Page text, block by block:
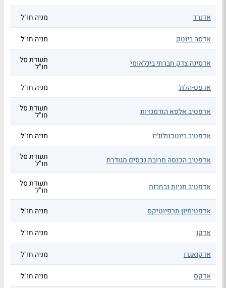
אדנרד מניה חו"ל
אדסה ביוטק מניה חו"ל
אדסינה צדק חברתי בינלאומי תעודת סל
חו"ל
אדפט-הלת'
מניה חו"ל
אדפטיב אלפא הזדמנויות תעודת סל
חו"ל
אדפטיב ביוטכנולוג'יז
מניה חו"ל
אדפטיב הכנסה מרובת נכסים מגודרת תעודת סל
חו"ל
אדפטיב מניות נבחרות תעודת סל
חו"ל
אדפטימיון תרפיוטיקס
מניה חו"ל
אדקו מניה חו"ל
אדקואגרו מניה חו"ל
אדקס מניה חו"ל